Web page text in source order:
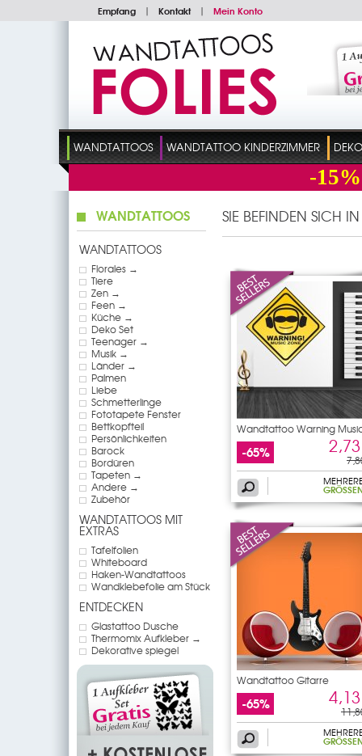
Empfang | Kontakt | Mein Konto
WANDTATTOOS WANDTATTOO KINDERZIMMER
-15%
WANDTATTOOS
WANDTATTOOS
Florales →
Tiere
Zen →
Feen →
Küche →
Deko Set
Teenager →
Musik →
Länder →
Palmen
Liebe
Schmetterlinge
Fototapete Fenster
Bettkopfteil
Persönlichkeiten
Barock
Bordüren
Tapeten →
Andere →
Zubehör
WANDTATTOOS MIT
EXTRAS
Tafelfolien
Whiteboard
Haken-Wandtattoos
Wandklebefolie am Stück
ENTDECKEN
Glastattoo Dusche
Thermomix Aufkleber →
Dekorative spiegel
SIE BEFINDEN SICH
Wandtattoo Warning
-65%
GRÖSSEN
Wandtattoo Gitarre
-65%
GRÖSSEN